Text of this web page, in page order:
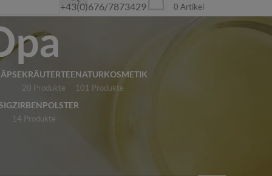
+43(0)676/7873429 0 Artikel
KRÄUTERTEE
20 Produkte
NATURKOSMETIK
101 Produkte
ZIRBENPOLSTER
14 Produkte